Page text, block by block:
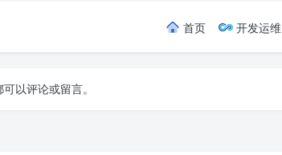
首页 开发运维
以评论或留言。
以评论或留言。